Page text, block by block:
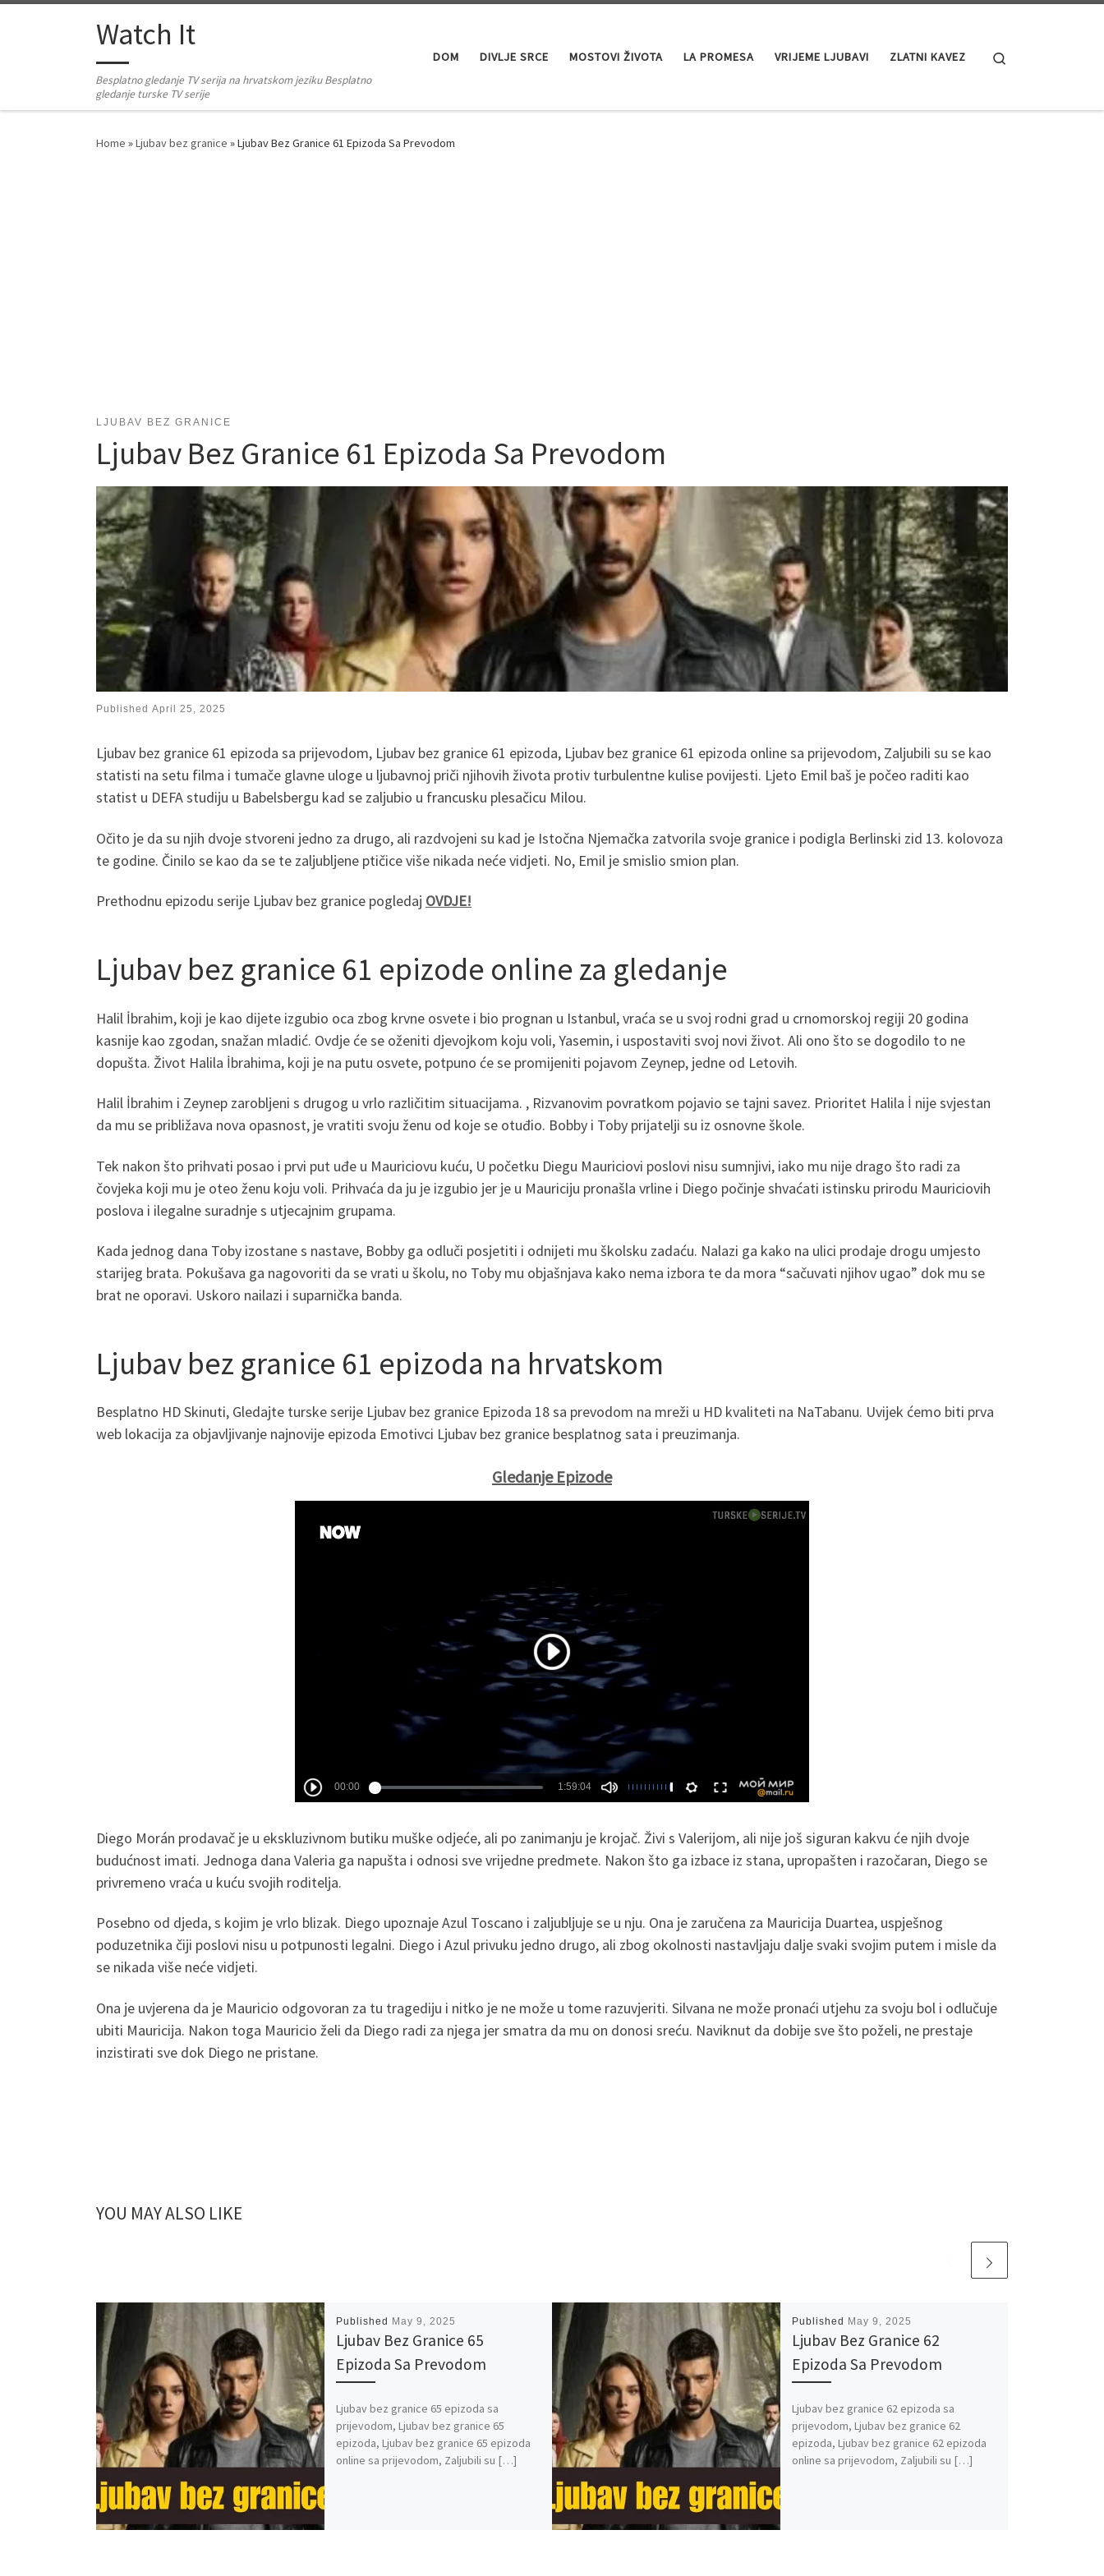
Skip to contentWatch It
Besplatno gledanje TV serija na hrvatskom jeziku Besplatno
gledanje turske TV serije
DOM DIVLJE SRCE MOSTOVI ŽIVOTA LA PROMESA VRIJEME LJUBAVI ZLATNI KAVEZ
Home »Ljubav bez granice »Ljubav Bez Granice 61 Epizoda Sa Prevodom
LJUBAV BEZ GRANICE
Ljubav Bez Granice 61 Epizoda Sa Prevodom
Published April 25, 2025
Ljubav bez granice 61 epizoda sa prijevodom, Ljubav bez granice 61 epizoda, Ljubav bez granice 61 epizoda online sa prijevodom, Zaljubili su se kao
statisti na setu filma i tumače glavne uloge u ljubavnoj priči njihovih života protiv turbulentne kulise povijesti. Ljeto Emil baš je počeo raditi kao
statist u DEFA studiju u Babelsbergu kad se zaljubio u francusku plesačicu Milou.
Očito je da su njih dvoje stvoreni jedno za drugo, ali razdvojeni su kad je Istočna Njemačka zatvorila svoje granice i podigla Berlinski zid 13. kolovoza
te godine. Činilo se kao da se te zaljubljene ptičice više nikada neće vidjeti. No, Emil je smislio smion plan.
Prethodnu epizodu serije Ljubav bez granice pogledaj OVDJE!
Ljubav bez granice 61 epizode online za gledanje
Halil İbrahim, koji je kao dijete izgubio oca zbog krvne osvete i bio prognan u Istanbul, vraća se u svoj rodni grad u crnomorskoj regiji 20 godina
kasnije kao zgodan, snažan mladić. Ovdje će se oženiti djevojkom koju voli, Yasemin, i uspostaviti svoj novi život. Ali ono što se dogodilo to ne
dopušta. Život Halila İbrahima, koji je na putu osvete, potpuno će se promijeniti pojavom Zeynep, jedne od Letovih.
Halil İbrahim i Zeynep zarobljeni s drugog u vrlo različitim situacijama. , Rizvanovim povratkom pojavio se tajni savez. Prioritet Halila İ nije svjestan
da mu se približava nova opasnost, je vratiti svoju ženu od koje se otuđio. Bobby i Toby prijatelji su iz osnovne škole.
Tek nakon što prihvati posao i prvi put uđe u Mauriciovu kuću, U početku Diegu Mauriciovi poslovi nisu sumnjivi, iako mu nije drago što radi za
čovjeka koji mu je oteo ženu koju voli. Prihvaća da ju je izgubio jer je u Mauriciju pronašla vrline i Diego počinje shvaćati istinsku prirodu Mauriciovih
poslova i ilegalne suradnje s utjecajnim grupama.
Kada jednog dana Toby izostane s nastave, Bobby ga odluči posjetiti i odnijeti mu školsku zadaću. Nalazi ga kako na ulici prodaje drogu umjesto
starijeg brata. Pokušava ga nagovoriti da se vrati u školu, no Toby mu objašnjava kako nema izbora te da mora “sačuvati njihov ugao” dok mu se
brat ne oporavi. Uskoro nailazi i suparnička banda.
Ljubav bez granice 61 epizoda na hrvatskom
Besplatno HD Skinuti, Gledajte turske serije Ljubav bez granice Epizoda 18 sa prevodom na mreži u HD kvaliteti na NaTabanu. Uvijek ćemo biti prva
web lokacija za objavljivanje najnovije epizoda Emotivci Ljubav bez granice besplatnog sata i preuzimanja.
Gledanje Epizode
Diego Morán prodavač je u ekskluzivnom butiku muške odjeće, ali po zanimanju je krojač. Živi s Valerijom, ali nije još siguran kakvu će njih dvoje
budućnost imati. Jednoga dana Valeria ga napušta i odnosi sve vrijedne predmete. Nakon što ga izbace iz stana, upropašten i razočaran, Diego se
privremeno vraća u kuću svojih roditelja.
Posebno od djeda, s kojim je vrlo blizak. Diego upoznaje Azul Toscano i zaljubljuje se u nju. Ona je zaručena za Mauricija Duartea, uspješnog
poduzetnika čiji poslovi nisu u potpunosti legalni. Diego i Azul privuku jedno drugo, ali zbog okolnosti nastavljaju dalje svaki svojim putem i misle da
se nikada više neće vidjeti.
Ona je uvjerena da je Mauricio odgovoran za tu tragediju i nitko je ne može u tome razuvjeriti. Silvana ne može pronaći utjehu za svoju bol i odlučuje
ubiti Mauricija. Nakon toga Mauricio želi da Diego radi za njega jer smatra da mu on donosi sreću. Naviknut da dobije sve što poželi, ne prestaje
inzistirati sve dok Diego ne pristane.
YOU MAY ALSO LIKE
Published May 9, 2025
Ljubav Bez Granice 65
Epizoda Sa Prevodom
Ljubav bez granice 65 epizoda sa
prijevodom, Ljubav bez granice 65
epizoda, Ljubav bez granice 65 epizoda
online sa prijevodom, Zaljubili su […]
Published May 9, 2025
Ljubav Bez Granice 62
Epizoda Sa Prevodom
Ljubav bez granice 62 epizoda sa
prijevodom, Ljubav bez granice 62
epizoda, Ljubav bez granice 62 epizoda
online sa prijevodom, Zaljubili su […]